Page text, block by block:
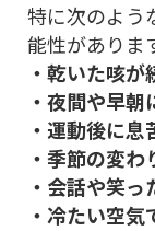
特に次のよう
能性がありま
・乾いた咳が
・夜間や早
・運動後に息
・季節の変
・会話や笑
・冷たい空気